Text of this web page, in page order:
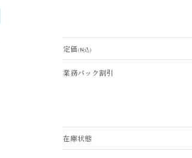
定価(税込)
業務パック割引
在庫状態